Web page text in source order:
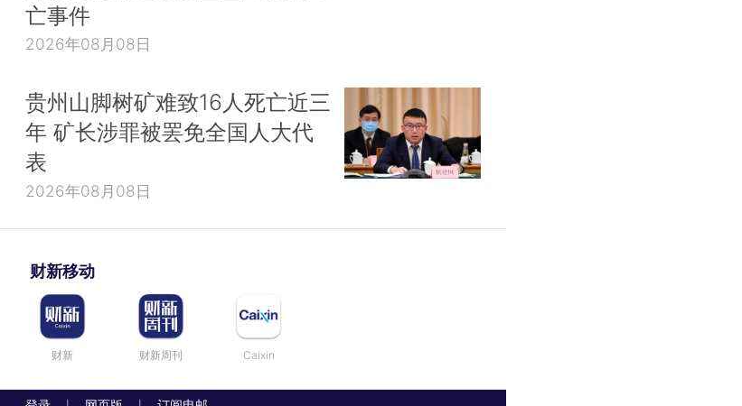
亡事件
2026年08月08日
贵州山脚树矿难致16人死亡近三
年 矿长涉罪被罢免全国人大代
表
2026年08月08日
财新移动
财新 财新周刊 Caixin